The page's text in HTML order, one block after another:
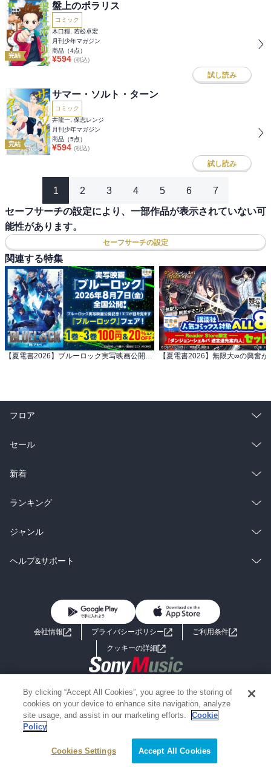
完結
盤上のポラリス
コミック
木口糧, 若松卓宏
月刊少年マガジン
商品（4点）
¥594 (税込)
試し読み
完結
サマー・ソルト・ターン
コミック
井龍一, 保志レンジ
月刊少年マガジン
商品（5点）
¥594 (税込)
試し読み
1 2 3 4 5 6 7
セーフサーチの設定により、一部作品が表示されていない可
能性があります。
セーフサーチの設定
関連する特集
【夏電書2026】ブルーロック実写映画公開記念！ エゴが目を覚ます『ブルーロック』フェア！
絞り込み条件を変える
フロア
総合
ラノベ
雑誌・グラビア
BL・TL
セール
総合
ラノベ
雑誌・グラビア
BL・TL
新着
総合
ラノベ
雑誌・グラビア
ランキング
総合
ラノベ
ジャンル
コミック
ライトノベル 男子向けラノベ
小説
海外小説
ミステリー SF
歴史・時代小説
グラビア写真集
ヘルプ&サポート
よくあるご質問 お問い合わせ
会社情報 プライバシーポリシー
ご利用条件
クッキーの詳細
Copyright 2017 - 2026 Sony Music Entertainment(Japan) Inc.
Information on the site is for the Japan domestic market only
powered by
By clicking “Accept All Cookies”, you agree to the storing of
cookies on your device to enhance site navigation, analyze
site usage, and assist in our marketing efforts.
Cookie
Policy
Cookies Settings Accept All Cookies